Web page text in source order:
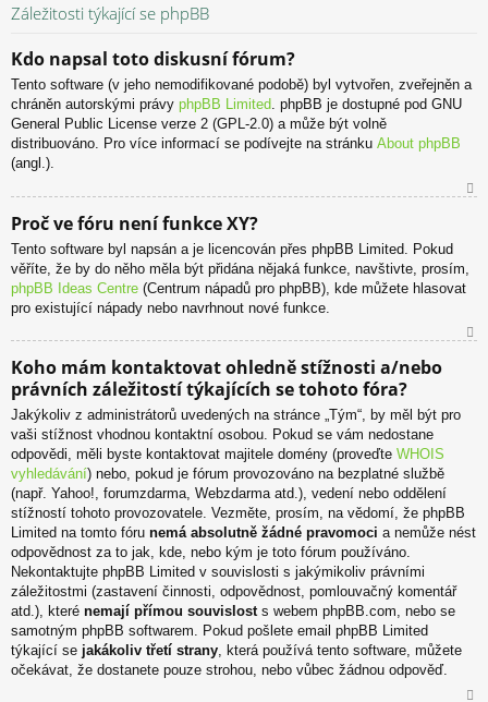
Záležitosti týkající se phpBB
Kdo napsal toto diskusní fórum?
Tento software (v jeho nemodifikované podobě) byl vytvořen, zveřejněn a
chráněn autorskými právy phpBB Limited. phpBB je dostupné pod GNU
General Public License verze 2 (GPL-2.0) a může být volně
distribuováno. Pro více informací se podívejte na stránku About phpBB
(angl.).
u
Proč ve fóru není funkce XY?
Tento software byl napsán a je licencován přes phpBB Limited. Pokud
věříte, že by do něho měla být přidána nějaká funkce, navštivte, prosím,
phpBB Ideas Centre (Centrum nápadů pro phpBB), kde můžete hlasovat
pro existující nápady nebo navrhnout nové funkce.
Koho mám kontaktovat ohledně stížnosti a/nebo
právních záležitostí týkajících se tohoto fóra?
Jakýkoliv z administrátorů uvedených na stránce „Tým“, by měl být pro
vaši stížnost vhodnou kontaktní osobou. Pokud se vám nedostane
odpovědi, měli byste kontaktovat majitele domény (proveďte WHOIS
vyhledávání) nebo, pokud je fórum provozováno na bezplatné službě
(např. Yahoo!, forumzdarma, Webzdarma atd.), vedení nebo oddělení
stížností tohoto provozovatele. Vezměte, prosím, na vědomí, že phpBB
Limited na tomto fóru nemá absolutně žádné pravomoci a nemůže nést
odpovědnost za to jak, kde, nebo kým je toto fórum používáno.
Nekontaktujte phpBB Limited v souvislosti s jakýmikoliv právními
záležitostmi (zastavení činnosti, odpovědnost, pomlouvačný komentář
atd.), které nemají přímou souvislosts webem phpBB.com, nebo se
samotným phpBB softwarem. Pokud pošlete email phpBB Limited
týkající se jakákoliv třetí strany, která používá tento software, můžete
očekávat, že dostanete pouze strohou, nebo vůbec žádnou odpověď.